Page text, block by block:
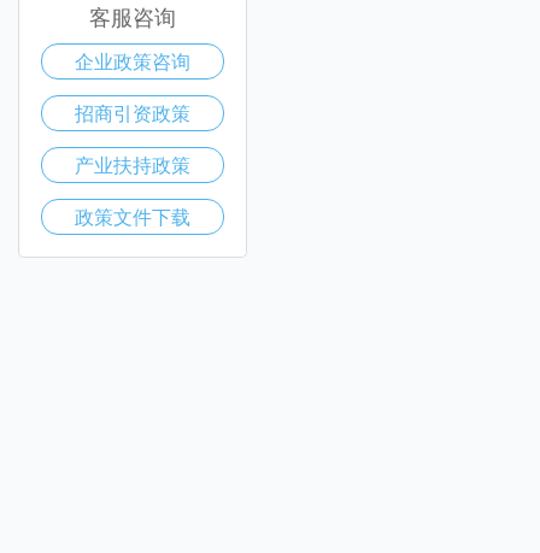
客服咨询
企业政策咨询
招商引资政策
产业扶持政策
政策文件下载